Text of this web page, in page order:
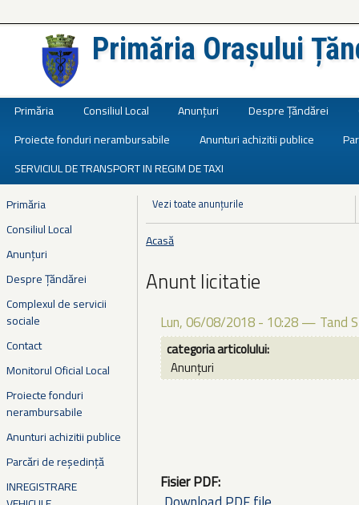
Primăria Orașului
Primăria Consiliul Local Anunțuri Despre Țăndărei
Proiecte fonduri nerambursabile
Anunturi achizitii publice
SERVICIUL DE TRANSPORT IN REGIM DE TAXI
Primăria
Consiliul Local
Anunțuri
Despre Țăndărei
Complexul de servicii
sociale
Contact
Monitorul Oficial Local
Proiecte fonduri
nerambursabile
Anunturi achizitii publice
Parcări de reședință
INREGISTRARE
Vezi toate anunțurile
Eşti aici
Acasă
Anunt licitatie
Lun, 06/08/2018 - 10:28 — Tand
categoria articolului:
Anunțuri
Fisier PDF: